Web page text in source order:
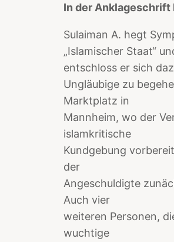
In der Anklageschrift
Sulaiman A. hegt
„Islamischer Staat“
entschloss er sich
Ungläubige zu
Marktplatz in
Mannheim, wo der
islamkritische
Kundgebung
der
Angeschuldigte
Auch vier
weiteren Personen,
wuchtige